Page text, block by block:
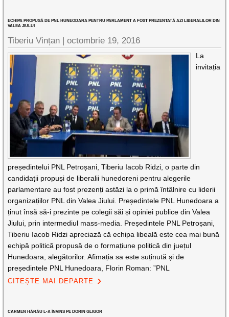
ECHIPA PROPUSĂ DE PNL HUNEODARA PENTRU PARLAMENT A FOST PREZENTATĂ AZI LIBERALILOR DIN
VALEA JIULUI
Tiberiu Vințan |octombrie 19, 2016
La
invitația
președintelui PNL Petroșani, Tiberiu Iacob Ridzi, o parte din
candidații propuși de liberalii hunedoreni pentru alegerile
parlamentare au fost prezenți astăzi la o primă întâlnire cu liderii
organizațiilor PNL din Valea Jiului. Președintele PNL Hunedoara a
ținut însă să-i prezinte pe colegii săi și opiniei publice din Valea
Jiului, prin intermediul mass-media. Președintele PNL Petroșani,
Tiberiu Iacob Ridzi apreciază că echipa libeală este cea mai bună
echipă politică propusă de o formațiune politică din juețul
Hunedoara, alegătorilor. Afimația sa este suținută și de
președintele PNL Hunedoara, Florin Roman: ”PNL
CITEȘTE MAI DEPARTE
CARMEN HĂRĂU L-A ÎNVINS PE DORIN GLIGOR